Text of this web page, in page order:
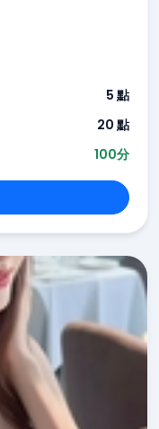
5 點
20 點
100分